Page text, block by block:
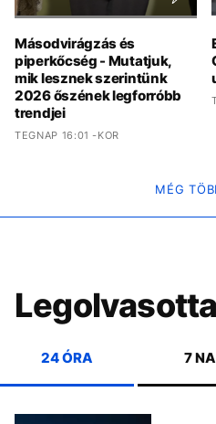
Másodvirágzás és
piperkőcség - Mutatjuk,
mik lesznek szerintünk
2026 őszének legforróbb
trendjei
TEGNAP 16:01 -KOR
MÉG
24 ÓRA 7